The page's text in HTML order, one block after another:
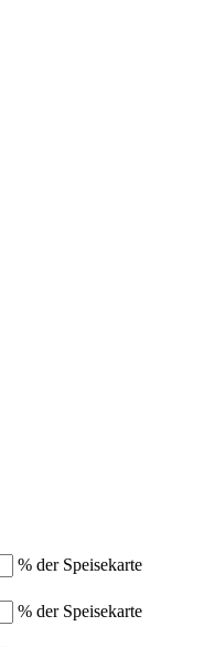
% der Speisekarte
% der Speisekarte